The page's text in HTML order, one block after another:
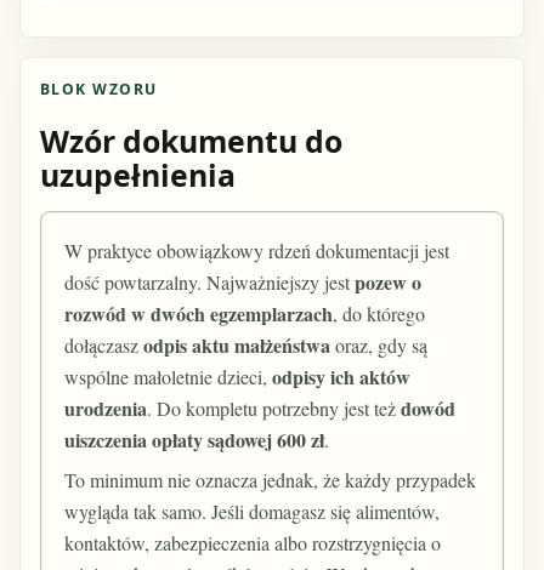
BLOK WZORU
Wzór dokumentu do
uzupełnienia
W praktyce obowiązkowy rdzeń dokumentacji jest
dość powtarzalny. Najważniejszy jestpozew o
rozwód w dwóch egzemplarzach, do którego
dołączaszodpis aktu małżeństwaoraz, gdy są
wspólne małoletnie dzieci,odpisy ich aktów
urodzenia. Do kompletu potrzebny jest teżdowód
uiszczenia opłaty sądowej 600 zł.
To minimum nie oznacza jednak, że każdy przypadek
wygląda tak samo. Jeśli domagasz się alimentów,
kontaktów, zabezpieczenia albo rozstrzygnięcia o